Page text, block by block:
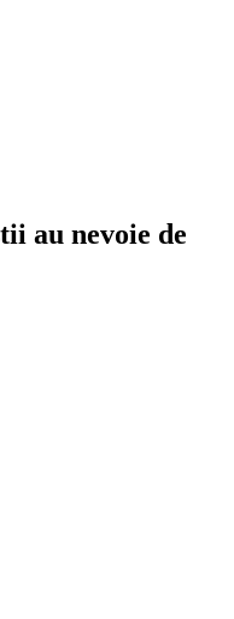
au nevoie de